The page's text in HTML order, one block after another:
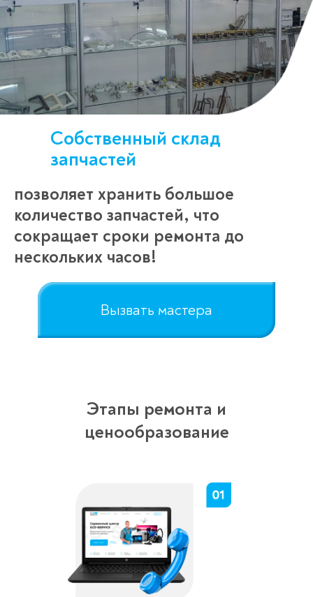
Собственный склад
запчастей
позволяет хранить большое
количество запчастей, что
сокращает сроки ремонта до
нескольких часов!
Вызвать мастера
Этапы ремонта и
ценообразование